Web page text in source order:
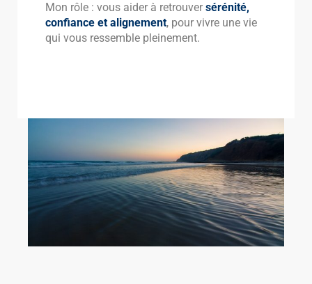
Mon rôle : vous aider à retrouver sérénité,
confiance et alignement, pour vivre une vie
qui vous ressemble pleinement.